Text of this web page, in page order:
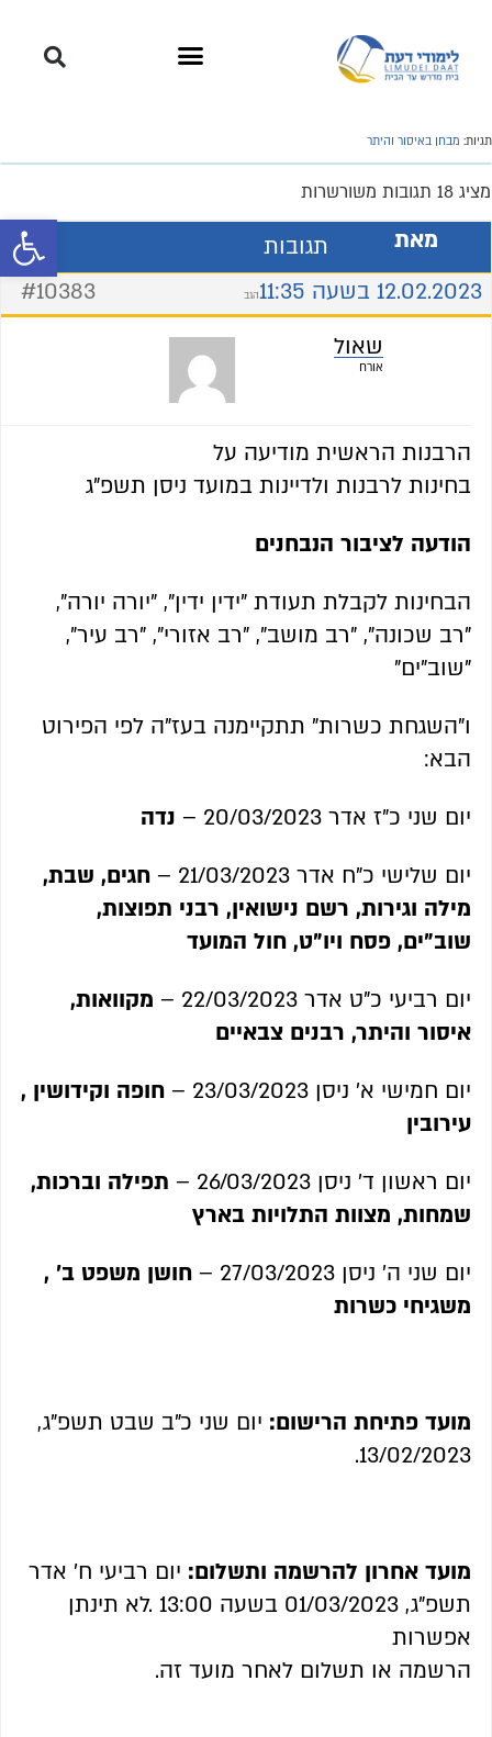
פתח
תגיות: מבחן באיסור והיתר
מציג 18 תגובות משורשרות
מאת
תגובות
12.02.2023 בשעה 11:35
#10383 הגב
שאול
אורח
הרבנות הראשית מודיעה על
בחינות לרבנות ולדיינות במועד ניסן תשפ"ג
הודעה לציבור הנבחנים
הבחינות לקבלת תעודת "ידין ידין", "יורה יורה",
"רב שכונה", "רב מושב", "רב אזורי", "רב עיר",
"שוב"ים"
ו"השגחת כשרות" תתקיימנה בעז"ה לפי הפירוט
הבא:
יום שני כ"ז אדר 20/03/2023 –
נדה
יום שלישי כ"ח אדר 21/03/2023 –
חגים, שבת,
מילה וגירות, רשם נישואין, רבני תפוצות,
שוב"ים, פסח ויו"ט, חול המועד
יום רביעי כ"ט אדר 22/03/2023 –
מקוואות,
איסור והיתר, רבנים צבאיים
יום חמישי א' ניסן 23/03/2023 –
חופה וקידושין ,
עירובין
יום ראשון ד' ניסן 26/03/2023 –
תפילה וברכות,
שמחות, מצוות התלויות בארץ
יום שני ה' ניסן 27/03/2023 –
חושן משפט ב' ,
משגיחי כשרות
מועד פתיחת הרישום: יום שני כ"ב שבט תשפ"ג,
13/02/2023.
מועד אחרון להרשמה ותשלום: יום רביעי ח' אדר
תשפ"ג, 01/03/2023 בשעה 13:00 .לא תינתן
אפשרות
הרשמה או תשלום לאחר מועד זה.